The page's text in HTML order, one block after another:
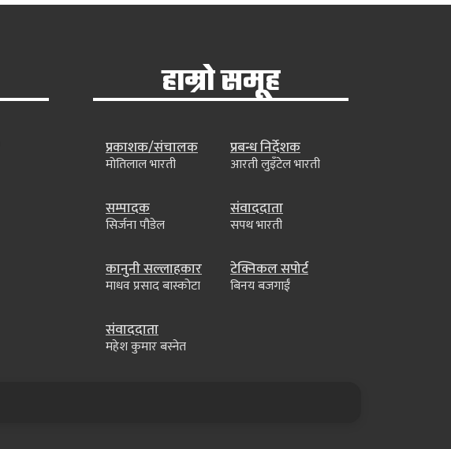
हाम्रो समूह
प्रकाशक/संचालक
मोतिलाल भारती
प्रबन्ध निर्देशक
आरती लुइँटेल भारती
सम्पादक
सिर्जना पौडेल
संवाददाता
सपथ भारती
कानुनी सल्लाहकार
माधव प्रसाद बास्कोटा
टेक्निकल सपोर्ट
बिनय बजगाईं
संवाददाता
महेश कुमार बस्नेत